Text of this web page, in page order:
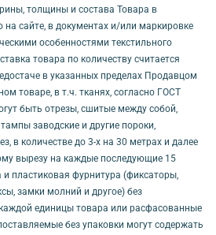
толщины и состава Товара в
на сайте, в документах и/или маркировке
особенностями текстильного
товара по количеству считается
в указанных пределах Продавцом
товаре, в т.ч. тканях, согласно ГОСТ
быть отрезы, сшитые между собой,
заводские и другие пороки,
в количестве до 3-х на 30 метрах и далее
вырезу на каждые последующие 15
пластиковая фурнитура (фиксаторы,
замки молний и другое) без
единицы товара или расфасованные
без упаковки могут содержать